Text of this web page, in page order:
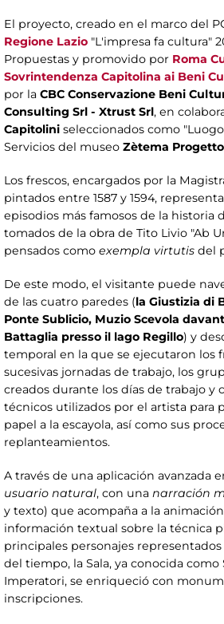
El proyecto, creado en el marco del
Regione Lazio "L'impresa fa cultura"
Propuestas y promovido por Roma
Sovrintendenza Capitolina ai Beni
por la CBC Conservazione Beni
Consulting Srl - Xtrust Srl, en
Capitolini seleccionados como
Servicios del museo Zètema
Los frescos, encargados por la
pintados entre 1587 y 1594,
episodios más famosos de la historia
tomados de la obra de Tito Livio "Ab
pensados como exempla virtutis del
De este modo, el visitante puede
de las cuatro paredes (la Giustizia di
Ponte Sublicio, Muzio Scevola
Battaglia presso il lago Regillo) y
temporal en la que se ejecutaron los
sucesivas jornadas de trabajo, los
creados durante los días de trabajo y
técnicos utilizados por el artista para
papel a la escayola, así como sus
replanteamientos.
A través de una aplicación avanzada
usuario natural, con una narración
y texto) que acompaña a la
información textual sobre la técnica
principales personajes
del tiempo, la Sala, ya conocida
Imperatori, se enriqueció con
inscripciones.